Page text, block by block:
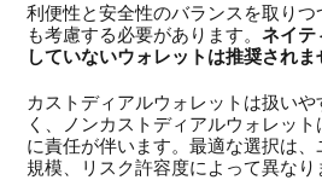
利便性と安全性のバランスを取り
も考慮する必要があります。ネイテ
していないウォレットは推奨されま
カストディアルウォレットは扱い
く、ノンカストディアルウォレッ
に責任が伴います。最適な選択は
規模、リスク許容度によって異なり